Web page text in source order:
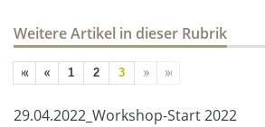
Weitere Artikel in dieser Rubrik
1 2 3
29.04.2022_Workshop-Start 2022